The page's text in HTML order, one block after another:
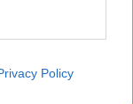
Policy